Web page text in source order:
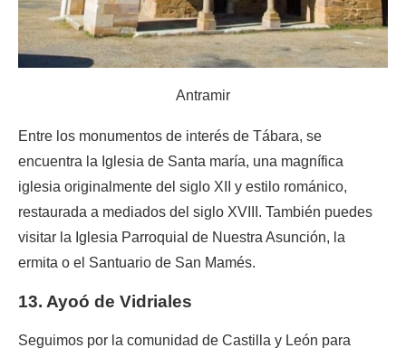
Antramir
Entre los monumentos de interés de Tábara, se
encuentra la Iglesia de Santa maría, una magnífica
iglesia originalmente del siglo XII y estilo románico,
restaurada a mediados del siglo XVIII. También puedes
visitar la Iglesia Parroquial de Nuestra Asunción, la
ermita o el Santuario de San Mamés.
13. Ayoó de Vidriales
Seguimos por la comunidad de Castilla y León para